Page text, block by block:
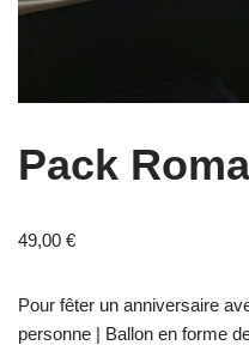
Pack
49,00 €
Pour fêter un anniversaire
personne | Ballon en forme